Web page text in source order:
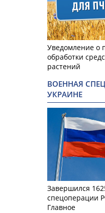
Уведомление о
обработки
растений
ВОЕННАЯ
УКРАИНЕ
Завершился
спецоперации
Главное